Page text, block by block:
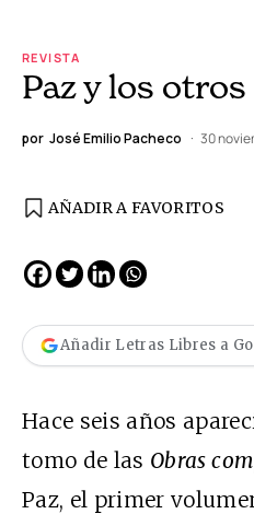
REVISTA
Paz y los otros
por José Emilio Pacheco 30
AÑADIR A FAVORITOS
Añadir Letras Libres a
Hace seis años
tomo de las Obras
Paz, el primer